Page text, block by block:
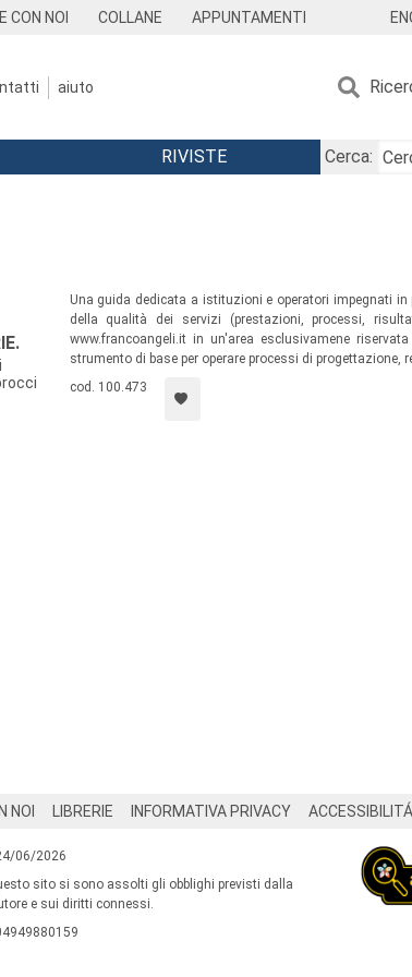
CON NOI COLLANE APPUNTAMENTI
aiuto
RIVISTE
Cerca:
Una guida dedicata a istituzioni e operatori impegnati
della qualità dei servizi (prestazioni, processi,
www.francoangeli.it in un'area esclusivamene
strumento di base per operare processi di
cod. 100.473
NOI LIBRERIE INFORMATIVA PRIVACY ACCESSIBILITÁ
06/2026
sito si sono assolti gli obblighi previsti dalla
e sui diritti connessi.